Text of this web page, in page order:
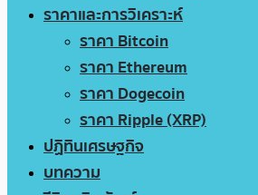
ราคาและการวิเคราะห์
ราคา Bitcoin
ราคา Ethereum
ราคา Dogecoin
ราคา Ripple (XRP)
ปฏิทินเศรษฐกิจ
บทความ